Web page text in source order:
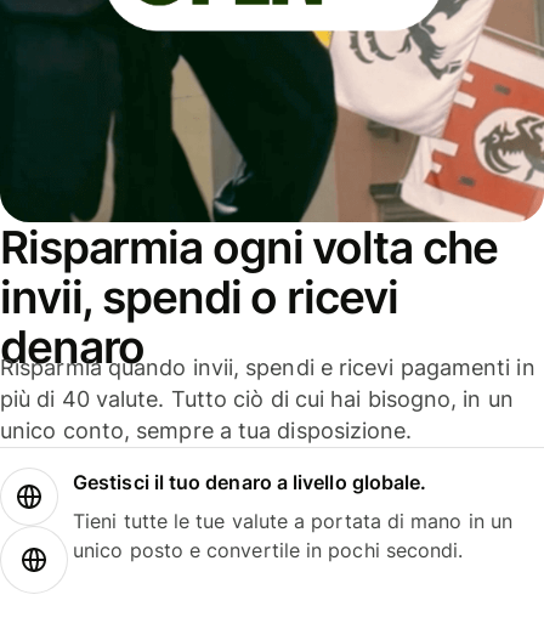
Risparmia ogni volta che
invii, spendi o ricevi
denaro
Risparmia quando invii, spendi e ricevi pagamenti in
più di 40 valute. Tutto ciò di cui hai bisogno, in un
unico conto, sempre a tua disposizione.
Gestisci il tuo denaro a livello globale.
Tieni tutte le tue valute a portata di mano in un
unico posto e convertile in pochi secondi.